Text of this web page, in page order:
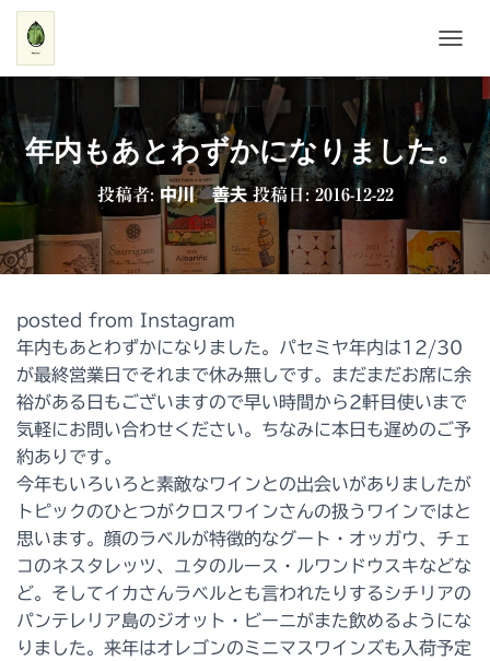
ビ
シ
ョ
ン
り
替
年内もあとわずかになりました。
投稿者: 中川 善夫投稿日:2016-12-22
posted from Instagram
年内もあとわずかになりました。パセミヤ年内は12/30
が最終営業日でそれまで休み無しです。まだまだお席に余
裕がある日もございますので早い時間から2軒目使いまで
気軽にお問い合わせください。ちなみに本日も遅めのご予
約ありです。
今年もいろいろと素敵なワインとの出会いがありましたが
トピックのひとつがクロスワインさんの扱うワインではと
思います。顔のラベルが特徴的なグート・オッガウ、チェ
コのネスタレッツ、ユタのルース・ルワンドウスキなどな
ど。そしてイカさんラベルとも言われたりするシチリアの
パンテレリア島のジオット・ビーニがまた飲めるようにな
りました。来年はオレゴンのミニマスワインズも入荷予定